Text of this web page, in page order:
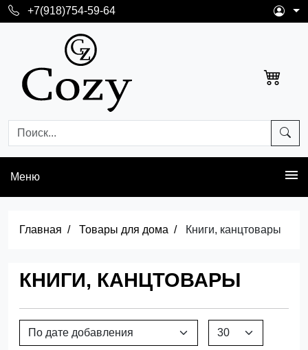
+7(918)754-59-64
Меню
Главная Товары для дома Книги, канцтовары
КНИГИ, КАНЦТОВАРЫ